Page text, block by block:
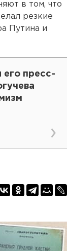
в том, что
резкие
Путина и
его пресс-